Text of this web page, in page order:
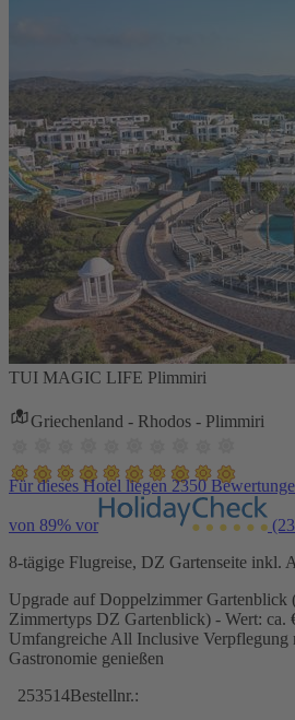
TUI MAGIC LIFE Plimmiri
Griechenland - Rhodos - Plimmiri
Für dieses Hotel liegen 2350
von 89% vor
8-tägige Flugreise, DZ Gartenseite inkl.
Upgrade auf Doppelzimmer Gartenblick
Zimmertyps DZ Gartenblick) - Wert: ca.
Umfangreiche All Inclusive Verpflegung
Gastronomie genießen
253514Bestellnr.: